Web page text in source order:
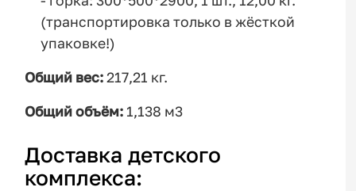
(транспортировка только в жёсткой
упаковке!)
Общий вес:217,21 кг.
Общий объём: 1,138 м3
Доставка детского
комплекса: